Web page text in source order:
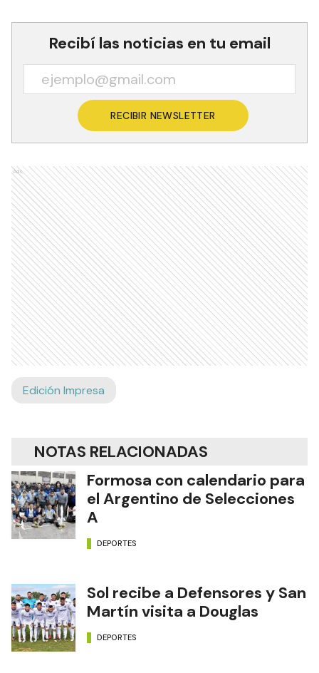
Recibí las noticias en tu email
RECIBIR NEWSLETTER
Ads
Edición Impresa
NOTAS RELACIONADAS
Formosa con calendario para
el Argentino de Selecciones
A
DEPORTES
Sol recibe a Defensores y San
Martín visita a Douglas
DEPORTES